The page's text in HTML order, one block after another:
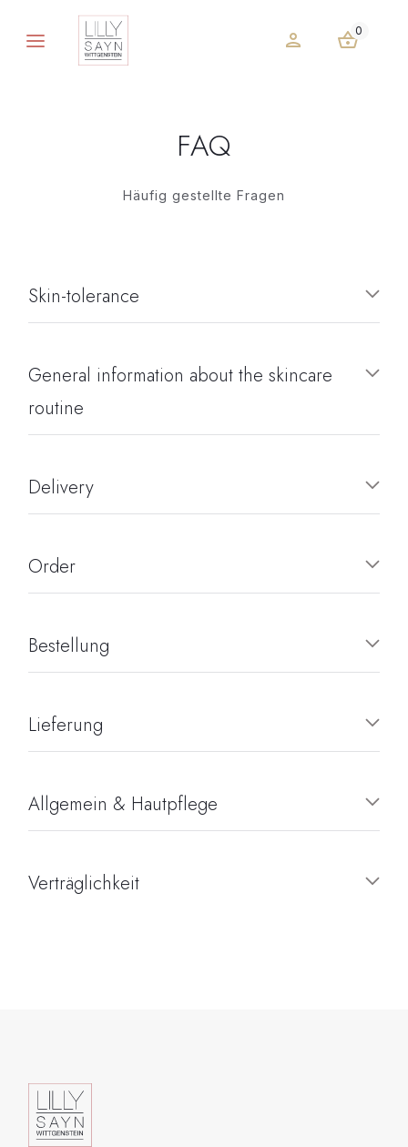
0
FAQ
Häufig gestellte Fragen
Skin-tolerance
General information about the skincare
routine
Delivery
Order
Bestellung
Lieferung
Allgemein & Hautpflege
Verträglichkeit